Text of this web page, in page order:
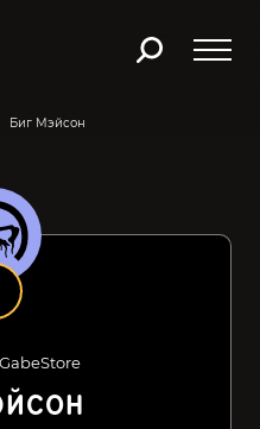
Биг Мэйсон